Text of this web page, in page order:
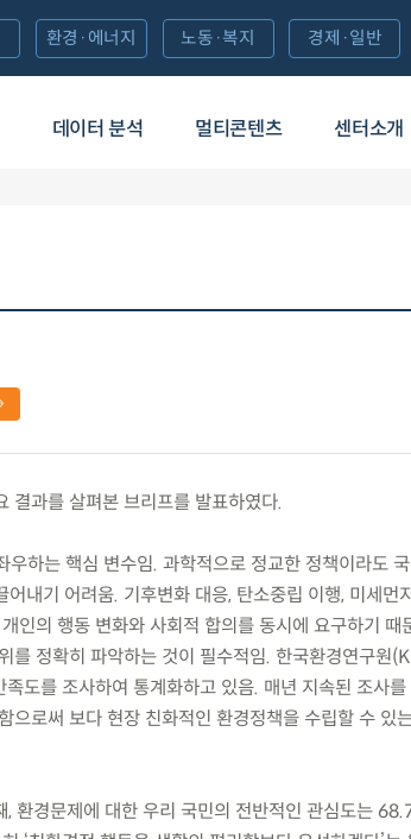
데이터 분석 멀티콘텐츠 센터소개
환경·에너지 노동·복지 경제·일반
결과를 살펴본 브리프를 발표하였다.
하는 핵심 변수임. 과학적으로 정교한 정책이라도
내기 어려움. 기후변화 대응, 탄소중립 이행, 미세먼
인의 행동 변화와 사회적 합의를 동시에 요구하기 때
를 정확히 파악하는 것이 필수적임. 한국환경연구원
도를 조사하여 통계화하고 있음. 매년 지속된 조사
으로써 보다 현장 친화적인 환경정책을 수립할 수 있
환경문제에 대한 우리 국민의 전반적인 관심도는